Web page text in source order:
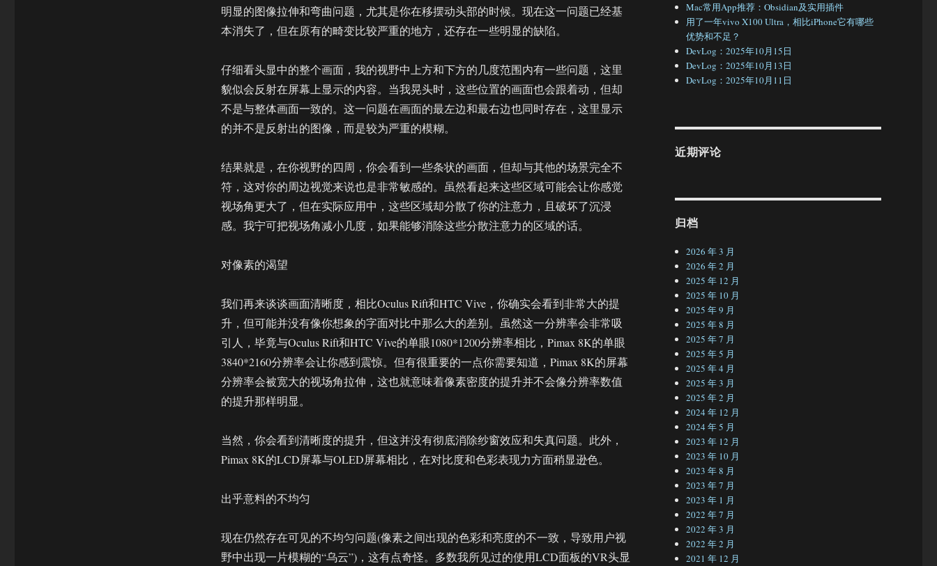
明显的图像拉伸和弯曲问题，尤其是你在移摆动头部的时候。现在这一问题已经基
本消失了，但在原有的畸变比较严重的地方，还存在一些明显的缺陷。
仔细看头显中的整个画面，我的视野中上方和下方的几度范围内有一些问题，这里
貌似会反射在屏幕上显示的内容。当我晃头时，这些位置的画面也会跟着动，但却
不是与整体画面一致的。这一问题在画面的最左边和最右边也同时存在，这里显示
的并不是反射出的图像，而是较为严重的模糊。
结果就是，在你视野的四周，你会看到一些条状的画面，但却与其他的场景完全不
符，这对你的周边视觉来说也是非常敏感的。虽然看起来这些区域可能会让你感觉
视场角更大了，但在实际应用中，这些区域却分散了你的注意力，且破坏了沉浸
感。我宁可把视场角减小几度，如果能够消除这些分散注意力的区域的话。
对像素的渴望
我们再来谈谈画面清晰度，相比Oculus Rift和HTC Vive，你确实会看到非常大的提
升，但可能并没有像你想象的字面对比中那么大的差别。虽然这一分辨率会非常吸
引人，毕竟与Oculus Rift和HTC Vive的单眼1080*1200分辨率相比，Pimax 8K的单眼
3840*2160分辨率会让你感到震惊。但有很重要的一点你需要知道，Pimax 8K的屏幕
分辨率会被宽大的视场角拉伸，这也就意味着像素密度的提升并不会像分辨率数值
的提升那样明显。
当然，你会看到清晰度的提升，但这并没有彻底消除纱窗效应和失真问题。此外，
Pimax 8K的LCD屏幕与OLED屏幕相比，在对比度和色彩表现力方面稍显逊色。
出乎意料的不均匀
现在仍然存在可见的不均匀问题(像素之间出现的色彩和亮度的不一致，导致用户视
野中出现一片模糊的“乌云”)，这有点奇怪。多数我所见过的使用LCD面板的VR头显
Mac常用App推荐：Obsidian及实用插件
用了一年vivo X100 Ultra，相比iPhone它有哪些
优势和不足？
DevLog：2025年10月15日
DevLog：2025年10月13日
DevLog：2025年10月11日
近期评论
归档
2026 年 3 月
2026 年 2 月
2025 年 12 月
2025 年 10 月
2025 年 9 月
2025 年 8 月
2025 年 7 月
2025 年 5 月
2025 年 4 月
2025 年 3 月
2025 年 2 月
2024 年 12 月
2024 年 5 月
2023 年 12 月
2023 年 10 月
2023 年 8 月
2023 年 7 月
2023 年 1 月
2022 年 7 月
2022 年 3 月
2022 年 2 月
2021 年 12 月